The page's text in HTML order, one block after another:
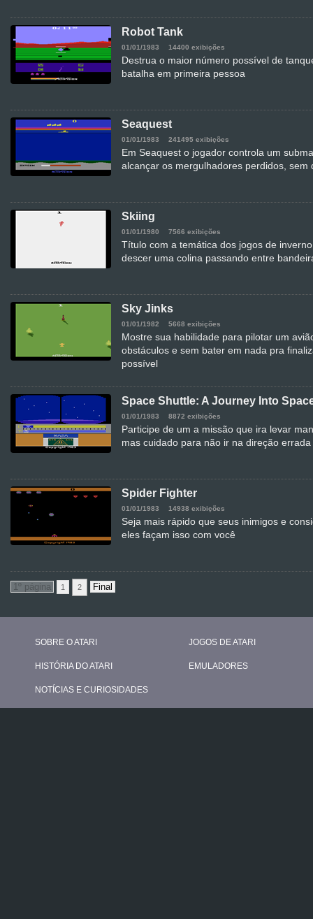
Robot Tank
01/01/1983 14400 exibições
Destrua o maior número possível de
batalha em primeira pessoa
Seaquest
01/01/1983 241495 exibições
Em Seaquest o jogador controla um
alcançar os mergulhadores perdidos, sem
Skiing
01/01/1980 7566 exibições
Título com a temática dos jogos de
descer uma colina passando entre
Sky Jinks
01/01/1982 5668 exibições
Mostre sua habilidade para pilotar um
obstáculos e sem bater em nada pra
possível
Space Shuttle: A Journey Into
01/01/1983 8872 exibições
Participe de um a missão que ira levar
mas cuidado para não ir na direção
Spider Fighter
01/01/1983 14938 exibições
Seja mais rápido que seus inimigos e
eles façam isso com você
1 2
SOBRE O ATARI
HISTÓRIA DO ATARI
NOTÍCIAS E CURIOSIDADES
JOGOS DE ATARI
EMULADORES